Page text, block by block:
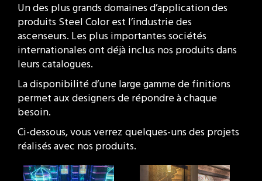
Un des plus grands domaines d’application des
produits Steel Color est l’industrie des
ascenseurs. Les plus importantes sociétés
internationales ont déjà inclus nos produits dans
leurs catalogues.
La disponibilité d’une large gamme de finitions
permet aux designers de répondre à chaque
besoin.
Ci-dessous, vous verrez quelques-uns des projets
réalisés avec nos produits.